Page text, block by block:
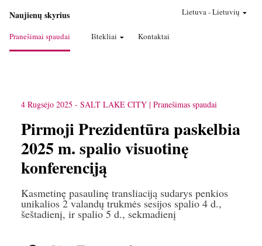
Naujienų skyrius
Pranešimai spaudai Ištekliai Kontaktai
Lietuva-Lietuvių
4 Rugsėjo 2025 - SALT LAKE CITY Pranešimas spaudai
Pirmoji Prezidentūra paskelbia
2025 m. spalio visuotinę
konferenciją
Kasmetinę pasaulinę transliaciją sudarys penkios
unikalios 2 valandų trukmės sesijos spalio 4 d.,
šeštadienį, ir spalio 5 d., sekmadienį